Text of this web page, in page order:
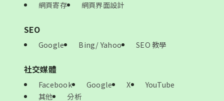
網頁寄存
網頁界面設計
SEO
Google Bing/ Yahoo SEO 教學
社交媒體
Facebook Google X
YouTube
其他
分析